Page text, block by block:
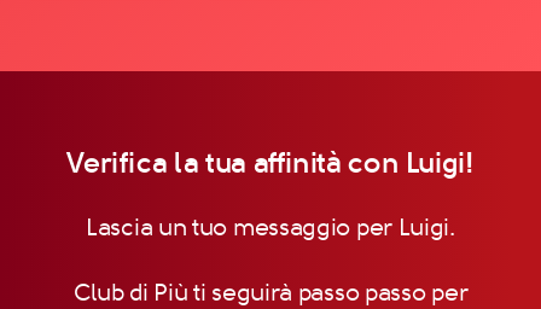
Verifica la tua affinità con Luigi!
Lascia un tuo messaggio per Luigi.
Club di Più ti seguirà passo passo per